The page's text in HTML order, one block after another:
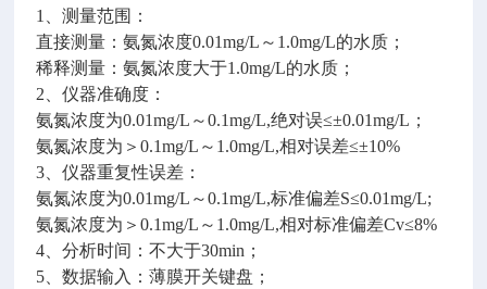
1、测量范围：
直接测量：氨氮浓度0.01mg/L～1.0mg/L的水质；
稀释测量：氨氮浓度大于1.0mg/L的水质；
2、仪器准确度：
氨氮浓度为0.01mg/L～0.1mg/L,绝对误≤±0.01mg/L；
氨氮浓度为＞0.1mg/L～1.0mg/L,相对误差≤±10%
3、仪器重复性误差：
氨氮浓度为0.01mg/L～0.1mg/L,标准偏差S≤0.01mg/L;
氨氮浓度为＞0.1mg/L～1.0mg/L,相对标准偏差Cv≤8%
4、分析时间：不大于30min；
5、数据输入：薄膜开关键盘；